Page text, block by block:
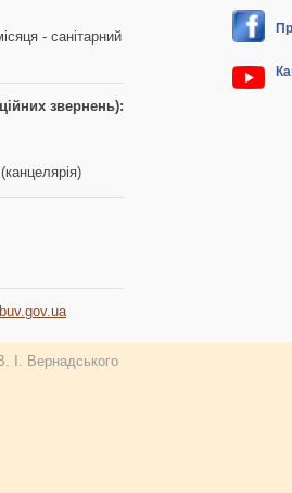
- санітарний
звернень):
І. Вернадського